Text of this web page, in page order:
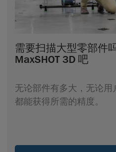
需要扫描大型零部件
MaxSHOT 3D 吧
无论部件有多大，无论
都能获得所需的精度。